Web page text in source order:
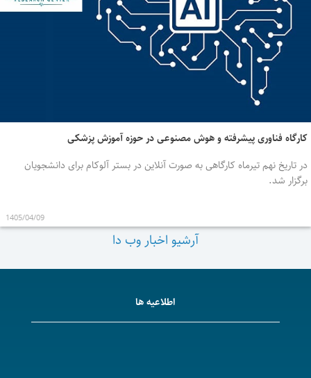
کارگاه فناوری پیشرفته و هوش مصنوعی در حوزه آموزش پزشکی
در تاریخ نهم تیرماه کارگاهی به صورت آنلاین در بستر آلوکام برای دانشجویان
برگزار شد.
1405/04/09
آرشیو اخبار وب دا
اطلاعیه ها